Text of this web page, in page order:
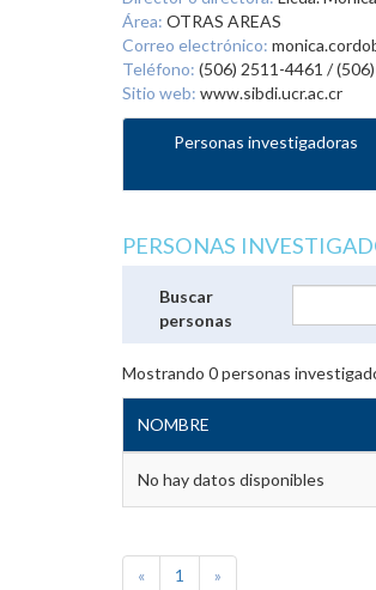
Área: OTRAS AREAS
Correo electrónico:
Teléfono: (506) 2511-4461 /
Sitio web: www.sibdi.ucr.ac.cr
Personas investigadoras
PERSONAS
Buscar
personas
Mostrando 0personas
NOMBRE
No hay datos disponibles
« 1 »